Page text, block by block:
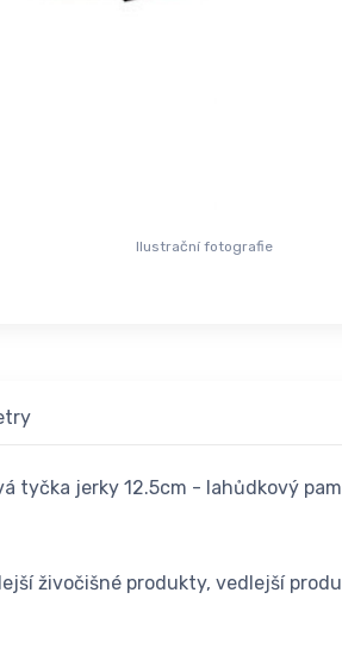
Ilustrační fotografie
tyčka jerky 12.5cm - lahůdkový
živočišné produkty, vedlejší